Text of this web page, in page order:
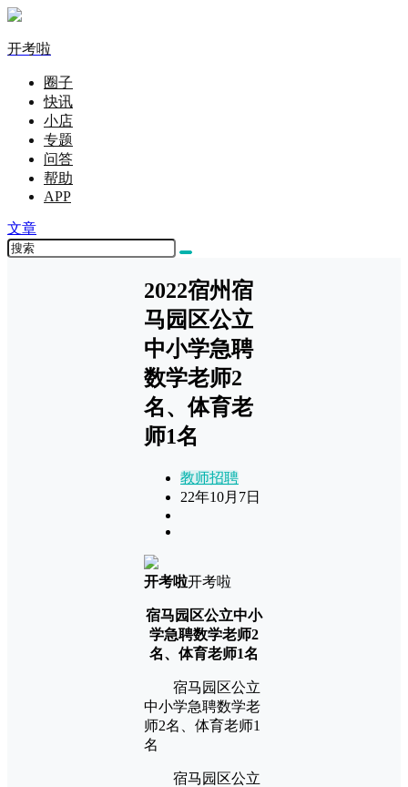
开考啦
圈子
快讯
小店
专题
问答
帮助
APP
文章
2022宿州宿
马园区公立
中小学急聘
数学老师2
名、体育老
师1名
教师招聘
22年10月7日
开考啦开考啦
宿马园区公立中小
学急聘数学老师2
名、体育老师1名
宿马园区公立
中小学急聘数学老
师2名、体育老师1
名
宿马园区公立